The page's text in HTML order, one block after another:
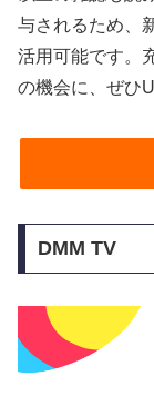
与されるため、
活用可能です。
の機会に、ぜひ
DMM TV